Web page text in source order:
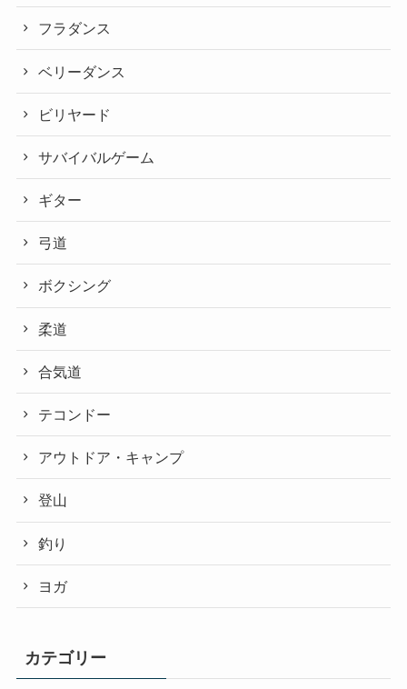
フラダンス
ベリーダンス
ビリヤード
サバイバルゲーム
ギター
弓道
ボクシング
柔道
合気道
テコンドー
アウトドア・キャンプ
登山
釣り
ヨガ
カテゴリー